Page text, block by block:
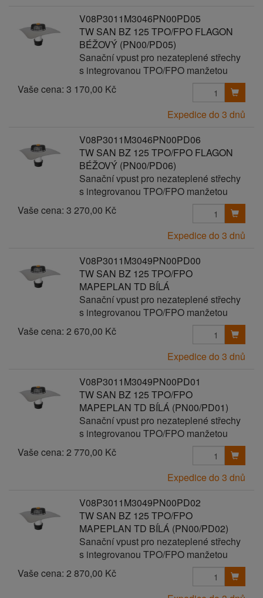
V08P3011M3046PN00PD05
TW SAN BZ 125 TPO/FPO FLAGON
BÉŽOVÝ (PN00/PD05)
Sanační vpust pro nezateplené střechy
s integrovanou TPO/FPO manžetou
Vaše cena: 3 170,00 Kč
Expedice do 3 dnů
V08P3011M3046PN00PD06
TW SAN BZ 125 TPO/FPO FLAGON
BÉŽOVÝ (PN00/PD06)
Sanační vpust pro nezateplené střechy
s integrovanou TPO/FPO manžetou
Vaše cena: 3 270,00 Kč
Expedice do 3 dnů
V08P3011M3049PN00PD00
TW SAN BZ 125 TPO/FPO
MAPEPLAN TD BÍLÁ
Sanační vpust pro nezateplené střechy
s integrovanou TPO/FPO manžetou
Vaše cena: 2 670,00 Kč
Expedice do 3 dnů
V08P3011M3049PN00PD01
TW SAN BZ 125 TPO/FPO
MAPEPLAN TD BÍLÁ (PN00/PD01)
Sanační vpust pro nezateplené střechy
s integrovanou TPO/FPO manžetou
Vaše cena: 2 770,00 Kč
Expedice do 3 dnů
V08P3011M3049PN00PD02
TW SAN BZ 125 TPO/FPO
MAPEPLAN TD BÍLÁ (PN00/PD02)
Sanační vpust pro nezateplené střechy
s integrovanou TPO/FPO manžetou
Vaše cena: 2 870,00 Kč